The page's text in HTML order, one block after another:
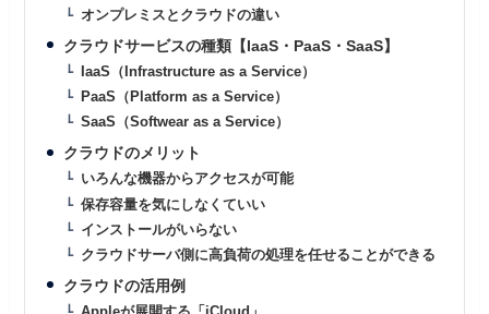
オンプレミスとクラウドの違い
クラウドサービスの種類【IaaS・PaaS・SaaS】
IaaS（Infrastructure as a Service）
PaaS（Platform as a Service）
SaaS（Softwear as a Service）
クラウドのメリット
いろんな機器からアクセスが可能
保存容量を気にしなくていい
インストールがいらない
クラウドサーバ側に高負荷の処理を任せることができる
クラウドの活用例